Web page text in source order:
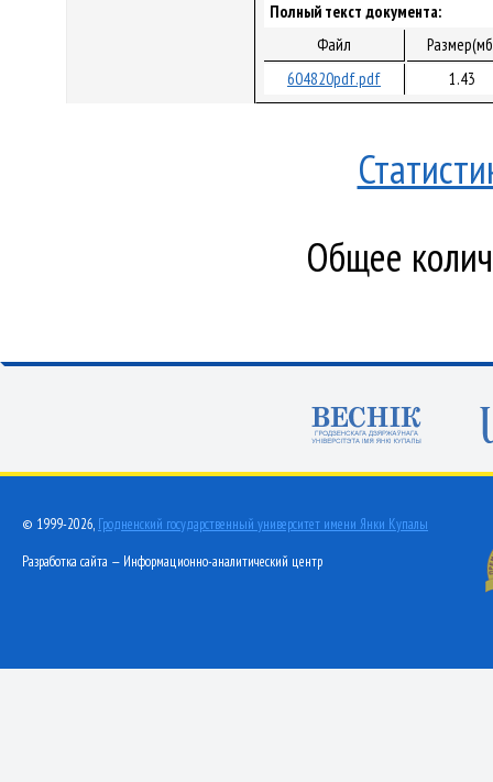
Полный текст документа:
Файл
604820pdf.pdf
1.43
Общее
© 1999-2026, Гродненский государственный университет имени Янки Купалы
Разработка сайта — Информационно-аналитический центр